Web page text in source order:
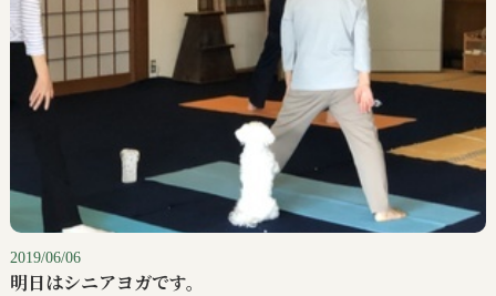
2019/06/06
明日はシニアヨガです。